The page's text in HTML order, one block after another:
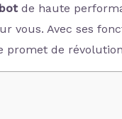
de haute
vous. Avec ses
promet de